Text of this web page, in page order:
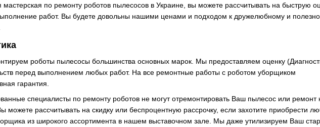
мастерская по ремонту роботов пылесосов в Украине, вы можете рассчитывать на быструю
работ. Вы будете довольны нашими ценами и подходом к дружелюбному и
роботы пылесосы большинства основных марок. Мы предоставляем оценку
перед выполнением любых работ. На все ремонтные работы с роботом уборщиком
гарантия.
специалисты по ремонту роботов не могут отремонтировать Ваш пылесос или ремонт
можете рассчитывать на скидку или беспроцентную рассрочку, если захотите приобрести
из широкого ассортимента в нашем выставочном зале. Мы даже утилизируем Ваш